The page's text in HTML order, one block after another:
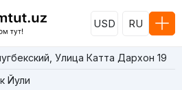
USD RU
Улица Катта Дархон 19
Йули